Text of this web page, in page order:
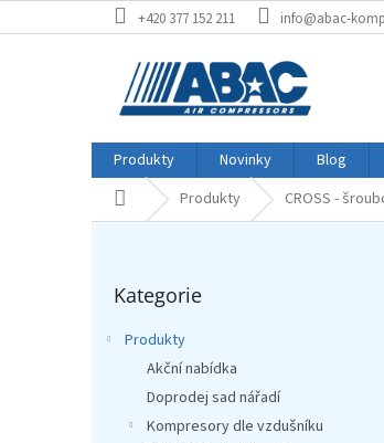
na
+420 377 152 211 info@abac-
Produkty Novinky Blog
Domů Produkty CROSS -
kategorie
Kategorie
Produkty
Akční nabídka
Doprodej sad nářadí
Kompresory dle vzdušníku